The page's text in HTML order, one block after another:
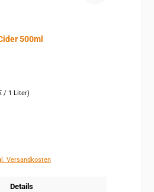
500ml
/ 1 Liter)
Versandkosten
Details